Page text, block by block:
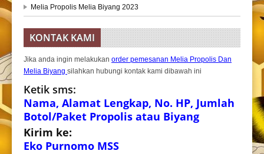
Melia Propolis Melia Biyang 2023
KONTAK KAMI
Jika anda ingin melakukan order pemesanan Melia Propolis Dan
Melia Biyang silahkan hubungi kontak kami dibawah ini
Ketik sms:
Nama, Alamat Lengkap, No. HP, Jumlah
Botol/Paket Propolis atau Biyang
Kirim ke:
Eko Purnomo MSS